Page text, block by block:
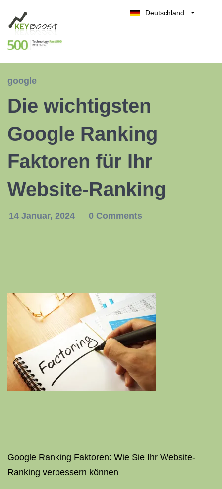
Deutschland
google
Die wichtigsten
Google Ranking
Faktoren für Ihr
Website-Ranking
14 Januar, 2024 0 Comments
Google Ranking Faktoren: Wie Sie Ihr Website-
Ranking verbessern können